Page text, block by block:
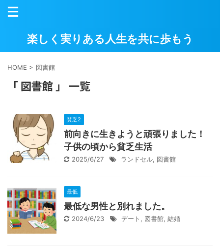
楽しく実りある人生を共に歩もう
HOME > 図書館
「 図書館 」 一覧
貧乏2
前向きに生きようと頑張りました！
子供の頃から貧乏生活
2025/6/27 ランドセル, 図書館
最低
最低な男性と別れました。
2024/6/23 デート , 図書館, 結婚